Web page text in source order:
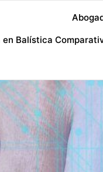
Balística